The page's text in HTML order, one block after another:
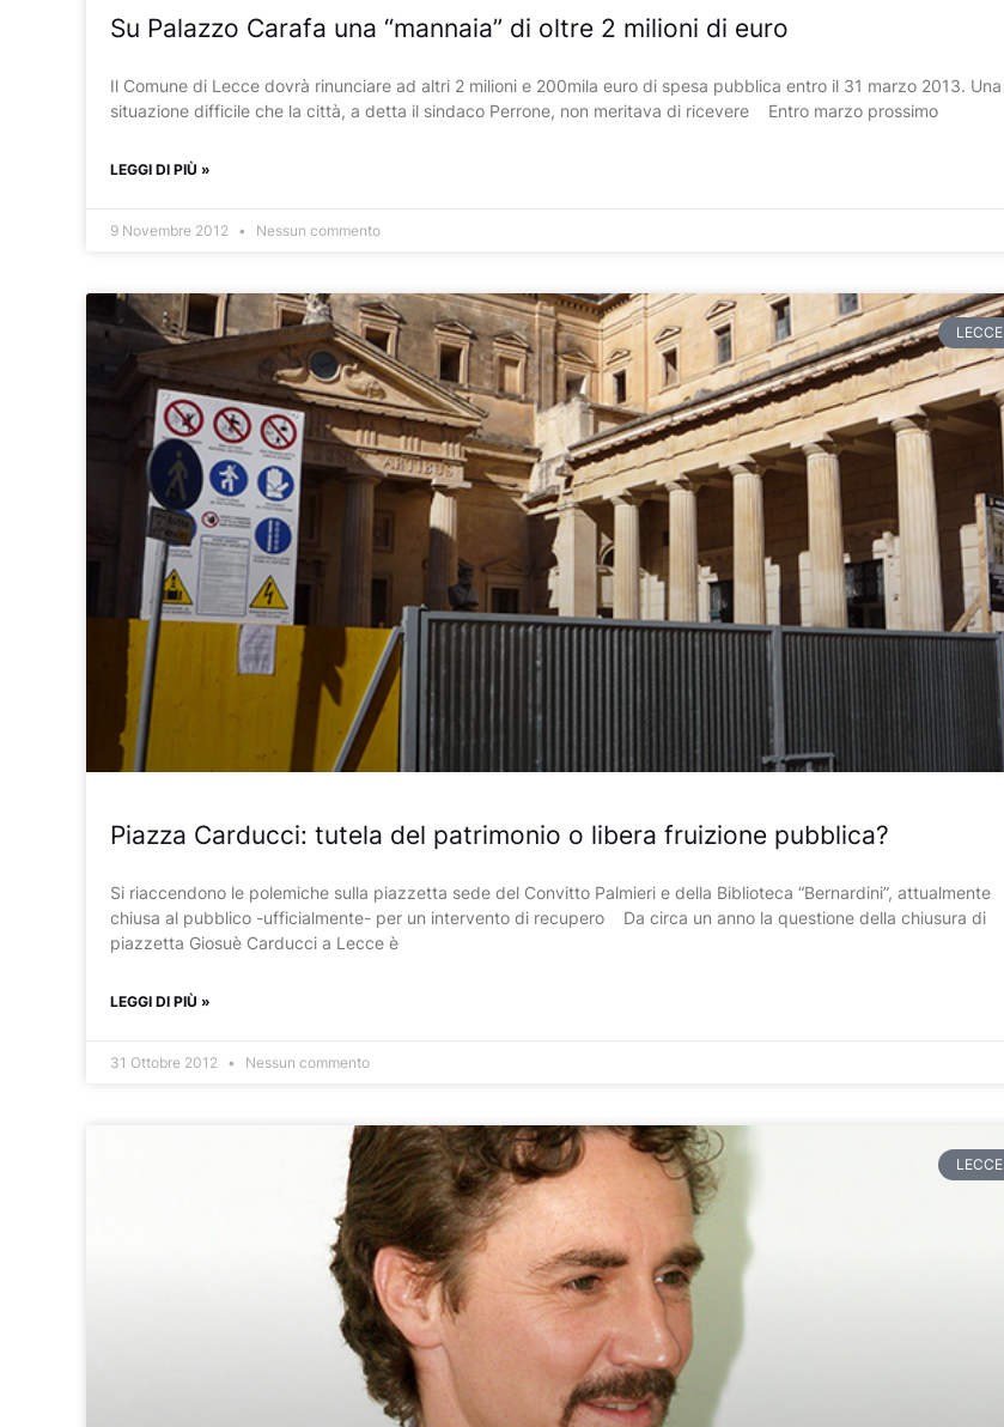
Su Palazzo Carafa una “mannaia” di oltre 2 milioni di euro
Il Comune di Lecce dovrà rinunciare ad altri 2 milioni e 200mila euro di spesa pubblica entro il 31 marzo 2013. Una
situazione difficile che la città, a detta il sindaco Perrone, non meritava di ricevere Entro marzo prossimo
LEGGI DI PIÙ »
9 Novembre 2012 Nessun commento
LECCE
Piazza Carducci: tutela del patrimonio o libera fruizione pubblica?
Si riaccendono le polemiche sulla piazzetta sede del Convitto Palmieri e della Biblioteca “Bernardini”, attualmente
chiusa al pubblico -ufficialmente- per un intervento di recupero Da circa un anno la questione della chiusura di
piazzetta Giosuè Carducci a Lecce è
LEGGI DI PIÙ »
31 Ottobre 2012 Nessun commento
LECCE